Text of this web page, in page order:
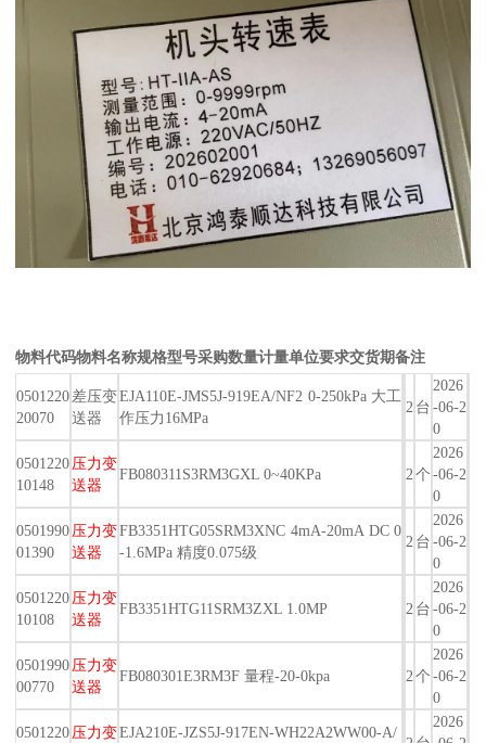
物料代码物料名称规格型号采购数量计量单位要求交货期备注
0501220
20070
差压变
送器
EJA110E-JMS5J-919EA/NF2 0-250kPa 大工
作压力16MPa
2台
2026
-06-2
0
0501220
10148
压力变
送器
FB080311S3RM3GXL 0~40KPa 2个
2026
-06-2
0
0501990
01390
压力变
送器
FB3351HTG05SRM3XNC 4mA-20mA DC 0
-1.6MPa 精度0.075级
2台
2026
-06-2
0
0501220
10108
压力变
送器
FB3351HTG11SRM3ZXL 1.0MP 2台
2026
-06-2
0
0501990
00770
压力变
送器
FB080301E3RM3F 量程-20-0kpa 2个
2026
-06-2
0
0501220压力变EJA210E-JZS5J-917EN-WH22A2WW00-A/
2026